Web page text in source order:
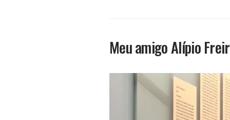
Meu amigo Alípio